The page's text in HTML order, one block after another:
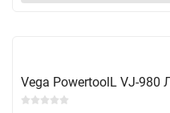
Vega PowertoolL VJ-980